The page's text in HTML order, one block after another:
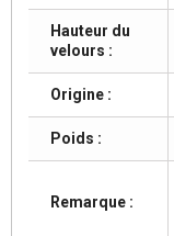
Hauteur du
velours :
Origine :
Poids :
Remarque :